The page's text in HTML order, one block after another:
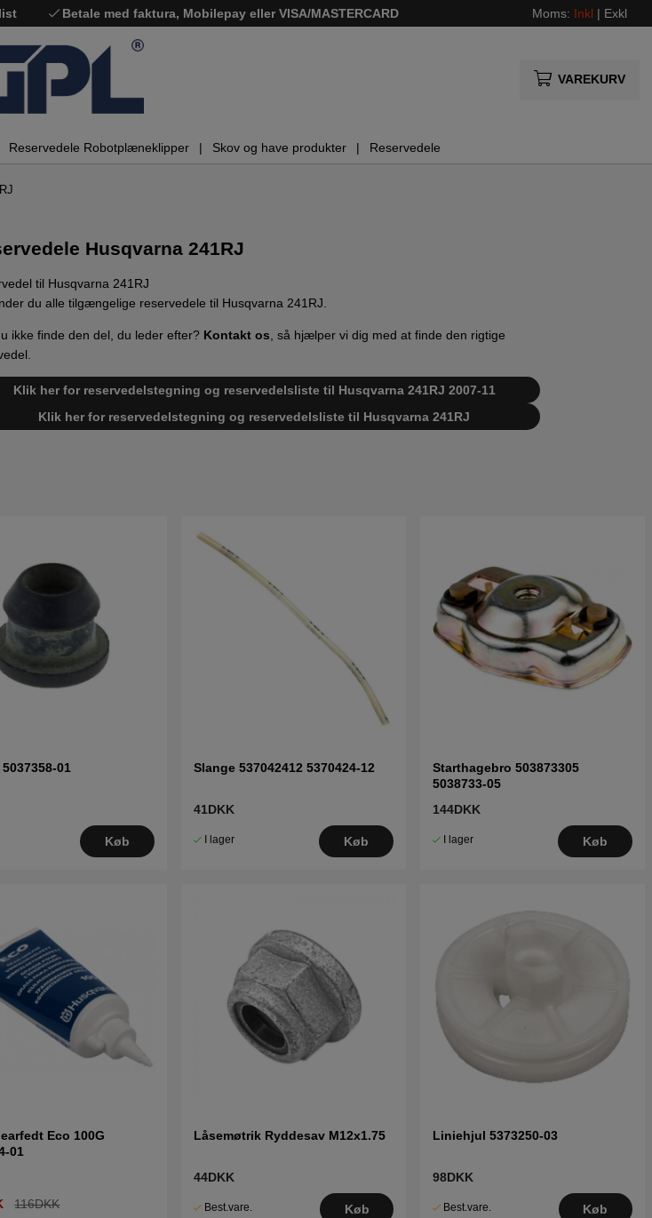
Betale med faktura, Mobilepay eller VISA/MASTERCARD Moms: Inkl | Exkl
VAREKURV
Reservedele Robotplæneklipper Skov og have produkter Reservedele
Husqvarna 241RJ
til Husqvarna 241RJ
du alle tilgængelige reservedele til Husqvarna 241RJ.
ikke finde den del, du leder efter? Kontakt os, så hjælper vi dig med at finde den rigtige
Klik her for reservedelstegning og reservedelsliste til Husqvarna 241RJ 2007-11
Klik her for reservedelstegning og reservedelsliste til Husqvarna 241RJ
01
Køb
Slange 537042412 5370424-12
41DKK
I lager Køb
Starthagebro 503873305
5038733-05
144DKK
I lager Køb
Eco 100G
01
116DKK
Låsemøtrik Ryddesav M12x1.75
44DKK
Best.vare.
Køb
Liniehjul 5373250-03
98DKK
Best.vare.
Køb